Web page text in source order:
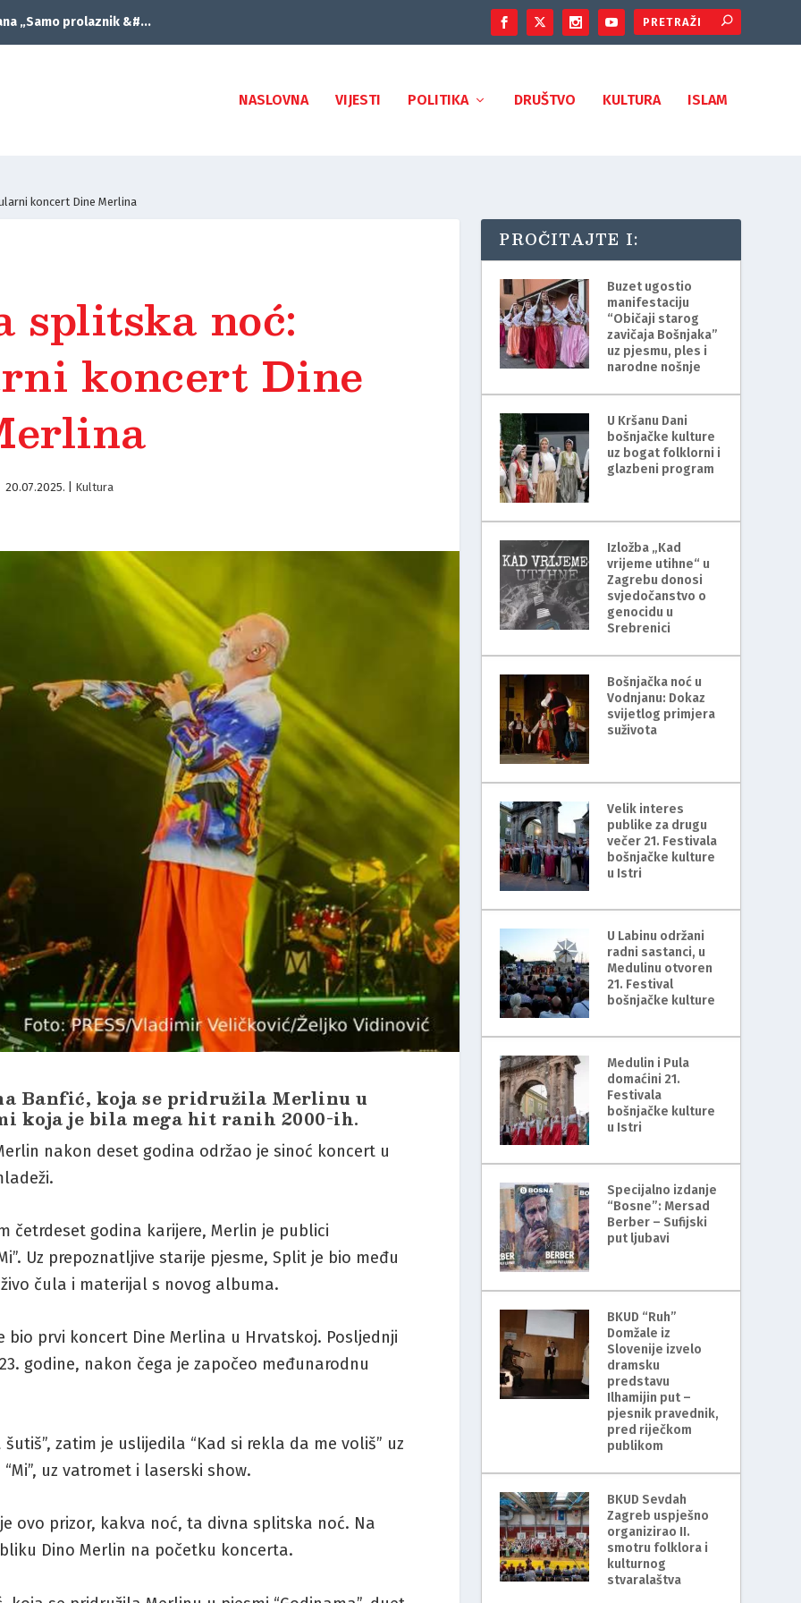
„Samo prolaznik &#...
NASLOVNA VIJESTI POLITIKA DRUŠTVO KULTURA ISLAM
koncert Dine Merlina
splitska noć:
koncert Dine
20.07.2025. Kultura
Banfić, koja se pridružila Merlinu u
koja je bila mega hit ranih 2000-ih.
nakon deset godina održao je sinoć koncert u
četrdeset godina karijere, Merlin je publici
Uz prepoznatljive starije pjesme, Split je bio među
čula i materijal s novog albuma.
bio prvi koncert Dine Merlina u Hrvatskoj. Posljednji
godine, nakon čega je započeo međunarodnu
zatim je uslijedila “Kad si rekla da me voliš” uz
uz vatromet i laserski show.
ovo prizor, kakva noć, ta divna splitska noć. Na
Dino Merlin na početku koncerta.
PROČITAJTE I:
Buzet ugostio
manifestaciju
“Običaji starog
zavičaja Bošnjaka”
uz pjesmu, ples i
narodne nošnje
U Kršanu Dani
bošnjačke kulture
uz bogat folklorni i
glazbeni program
Izložba „Kad
vrijeme utihne“ u
Zagrebu donosi
svjedočanstvo o
genocidu u
Srebrenici
Bošnjačka noć u
Vodnjanu: Dokaz
svijetlog primjera
suživota
Velik interes
publike za drugu
večer 21. Festivala
bošnjačke kulture
u Istri
U Labinu održani
radni sastanci, u
Medulinu otvoren
21. Festival
bošnjačke kulture
Medulin i Pula
domaćini 21.
Festivala
bošnjačke kulture
u Istri
Specijalno izdanje
“Bosne”: Mersad
Berber – Sufijski
put ljubavi
BKUD “Ruh”
Domžale iz
Slovenije izvelo
dramsku
predstavu
Ilhamijin put –
pjesnik pravednik,
pred riječkom
publikom
BKUD Sevdah
Zagreb uspješno
organizirao II.
smotru folklora i
kulturnog
stvaralaštva